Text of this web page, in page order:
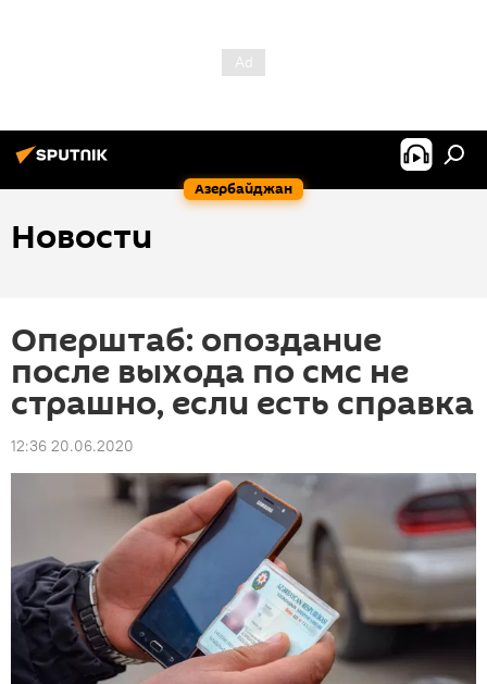
Азербайджан
Новости
Оперштаб: опоздание
после выхода по смс не
страшно, если есть справка
12:36 20.06.2020